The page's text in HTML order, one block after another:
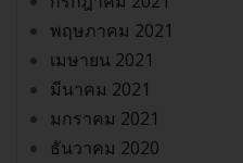
พฤษภาคม 2021
เมษายน 2021
มีนาคม 2021
มกราคม 2021
ธันวาคม 2020